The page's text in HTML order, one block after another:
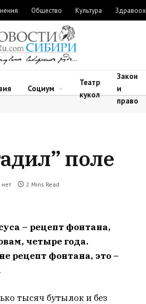
Общество Культура
Социум
Театр
кукол
Закон
и
право
поле
2 Mins Read
– рецепт фонтана,
четыре года.
рецепт фонтана, это –
тысяч бутылок и без